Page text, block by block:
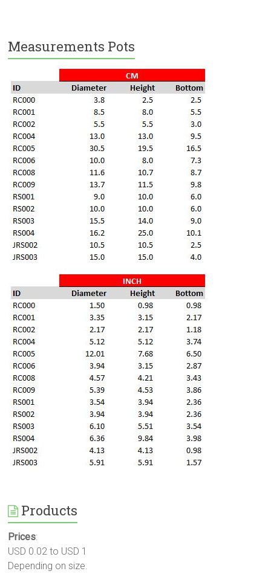
Measurements Pots
Products
Prices:
USD 0.02 to USD 1
Depending on size.